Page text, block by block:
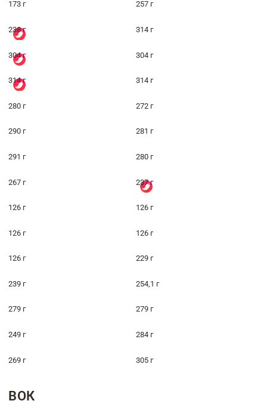
173 г 257 г
238 г 314 г
304 г 304 г
314 г 314 г
280 г 272 г
290 г 281 г
291 г 280 г
267 г 237 г
126 г 126 г
126 г 126 г
126 г 229 г
239 г 254,1 г
279 г 279 г
249 г 284 г
269 г 305 г
ВОК